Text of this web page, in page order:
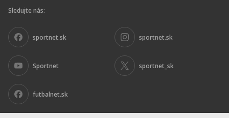
Sledujte nás:
sportnet.sk sportnet.sk
Sportnet sportnet_sk
futbalnet.sk